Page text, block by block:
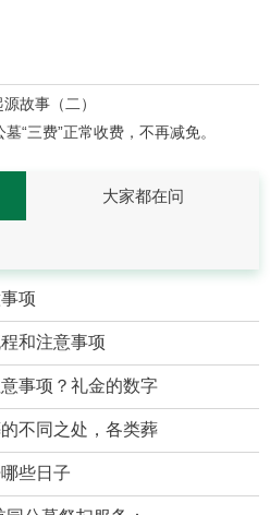
故事（二）
“三费”正常收费，不再减免。
大家都在问
项
和注意事项
事项？礼金的数字
不同之处，各类葬
些日子